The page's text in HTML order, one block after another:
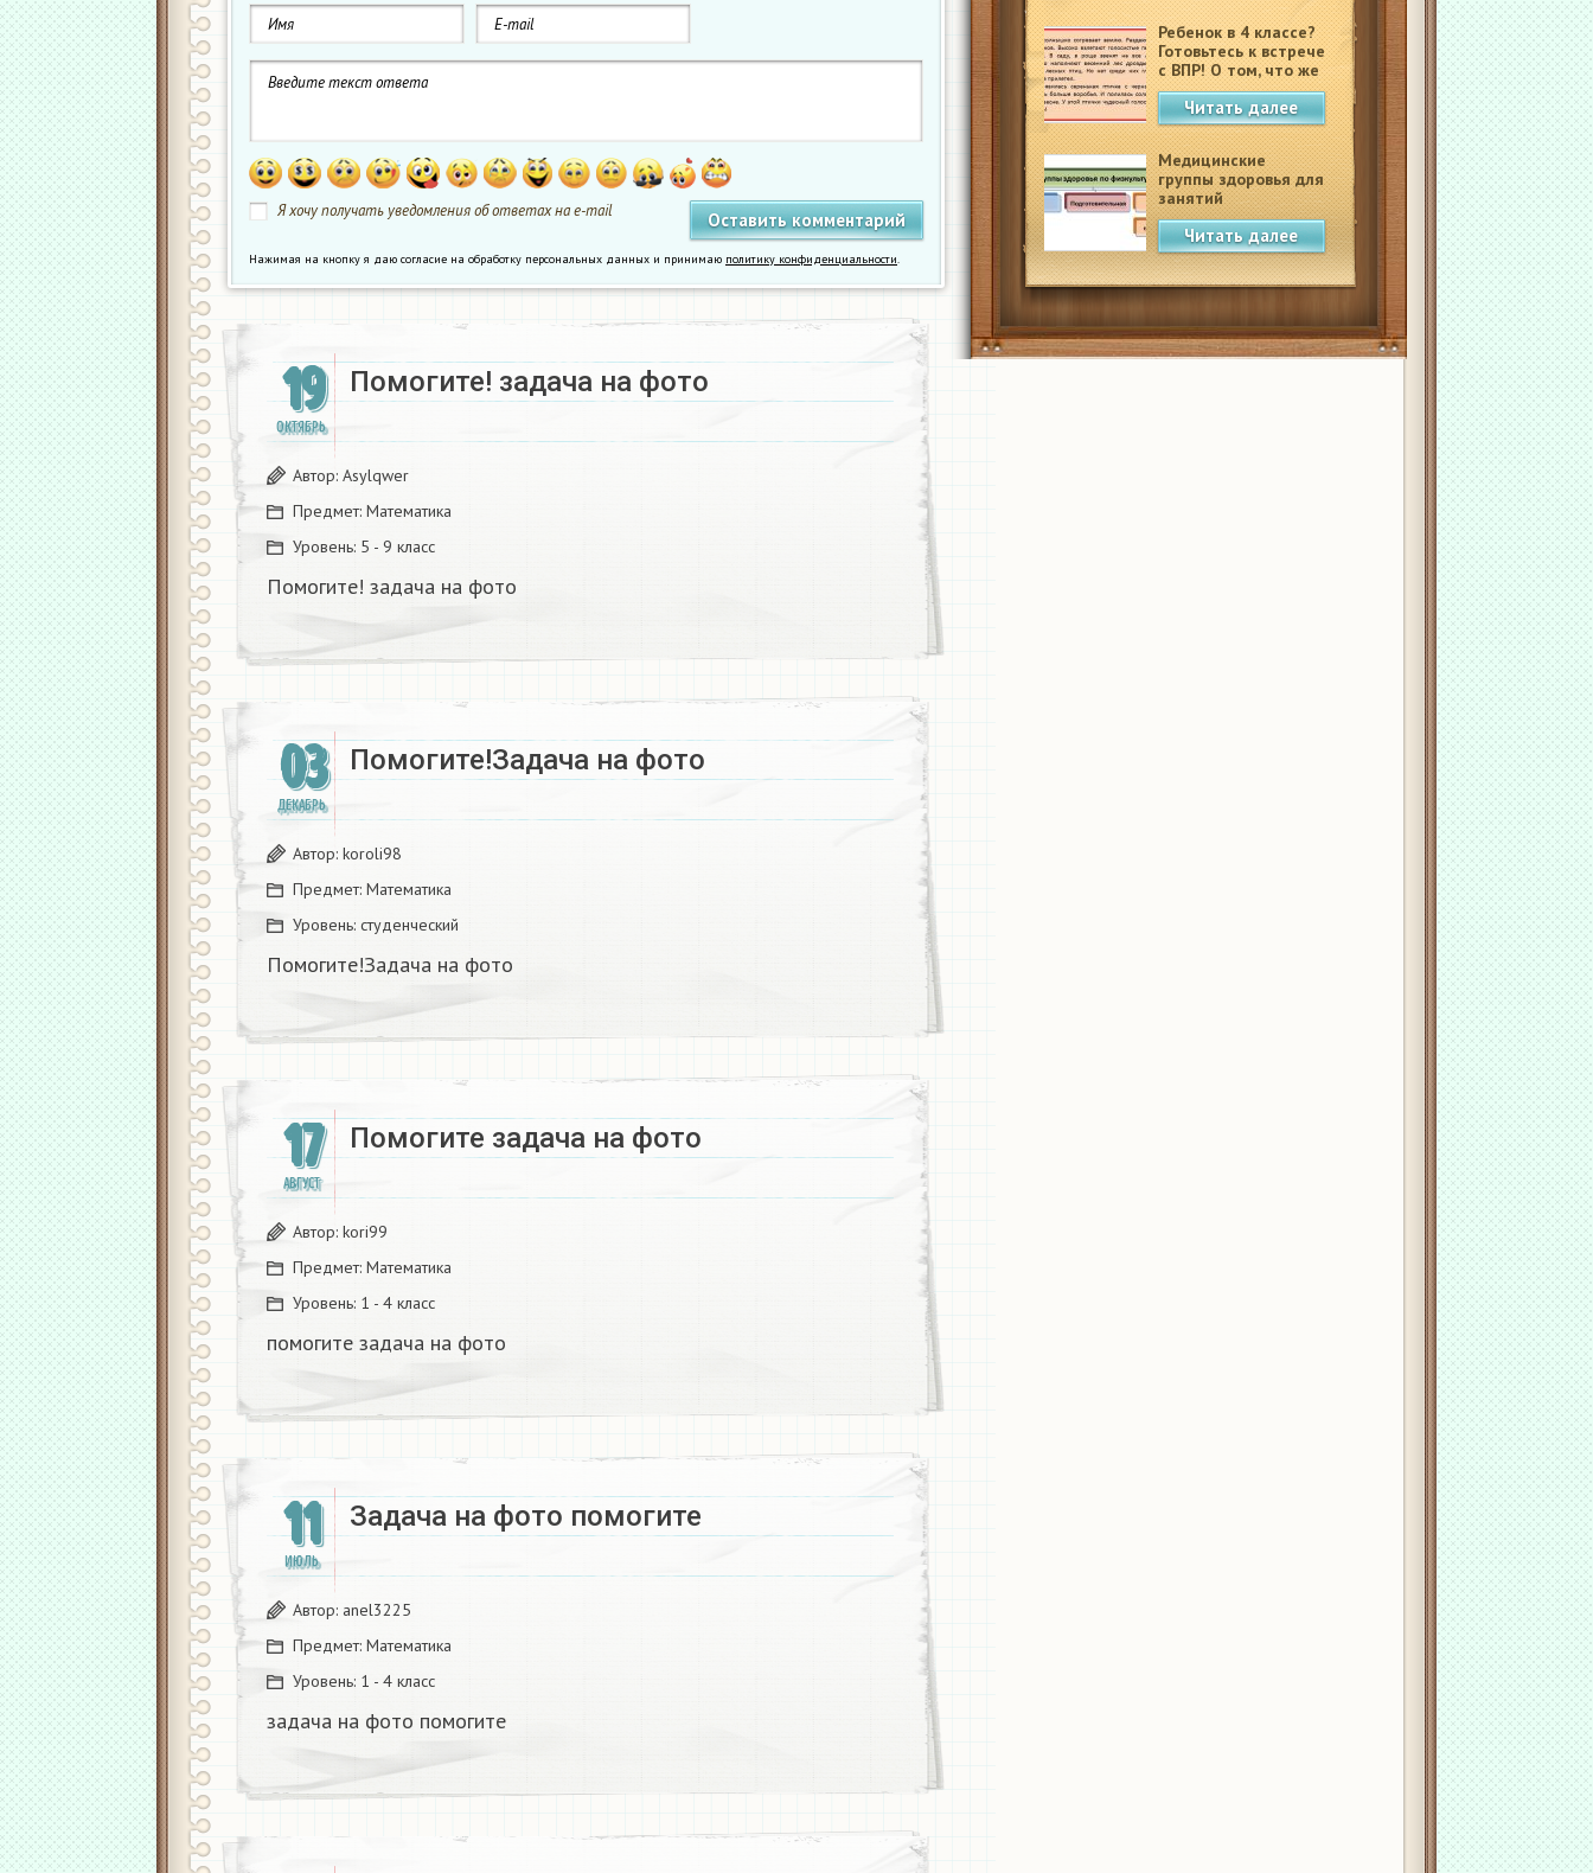
Ребенок в 4 классе?
Готовьтесь к встрече
с ВПР! О том, что же
это такое.
Читать далее
Медицинские
группы здоровья для
занятий
физкультурой в
школеЧитать далее
Я хочу получать уведомления об ответах на e-mail
Нажимая на кнопку я даю согласие на обработку персональных данных и принимаю политику конфиденциальности.
19
ОКТЯБРЬ
Помогите! задача на фото
Автор: Asylqwer
Предмет: Математика
Уровень: 5 - 9 класс
Помогите! задача на фото
03
ДЕКАБРЬ
Помогите!Задача на фото
Автор: koroli98
Предмет: Математика
Уровень: студенческий
Помогите!Задача на фото
17
АВГУСТ
Помогите задача на фото​
Автор: kori99
Предмет: Математика
Уровень: 1 - 4 класс
помогите задача на фото​
11
ИЮЛЬ
Задача на фото помогите​
Автор: anel3225
Предмет: Математика
Уровень: 1 - 4 класс
задача на фото помогите​